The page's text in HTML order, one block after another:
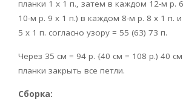
планки 1 х 1 п., затем в каждом 12-м р.
10-м р. 9 х 1 п.) в каждом 8-м р. 8 х 1 п.
5 х 1 п. согласно узору = 55 (63) 73 п.
Через 35 см = 94 р. {40 см = 108 р.) 40
планки закрыть все петли.
Сборка: